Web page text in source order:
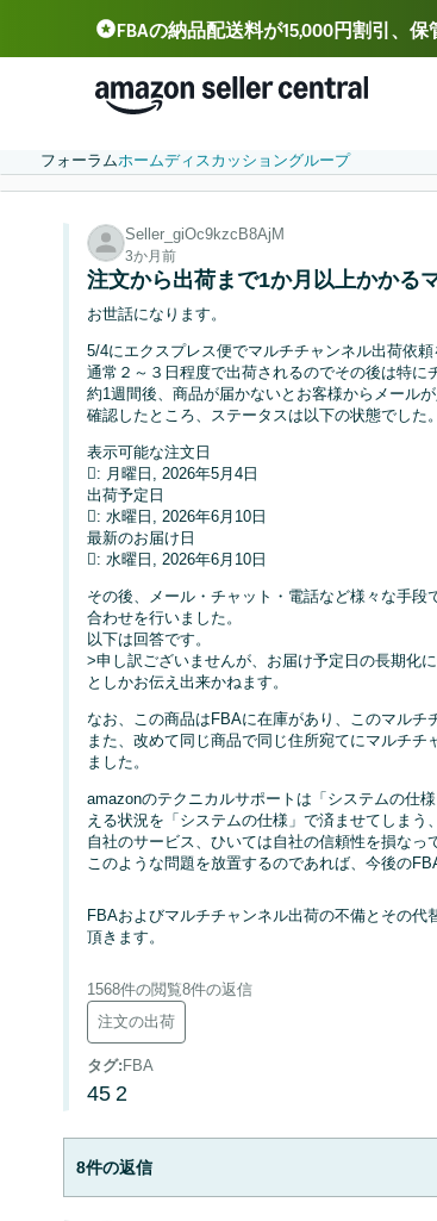
FBAの納品配送料が15,000円割引、保
中文 - CN Deutsch - DE
フォーラムホームディスカッショングループ
Seller_giOc9kzcB8AjM
3か月前
注文から出荷まで1か月以上かかる
お世話になります。
5/4にエクスプレス便でマルチチャンネル出荷依頼
通常２～３日程度で出荷されるのでその後は特に
約1週間後、商品が届かないとお客様からメールが
確認したところ、ステータスは以下の状態でした。
表示可能な注文日
: 月曜日, 2026年5月4日
出荷予定日
: 水曜日, 2026年6月10日
最新のお届け日
: 水曜日, 2026年6月10日
その後、メール・チャット・電話など様々な手
合わせを行いました。
以下は回答です。
>申し訳ございませんが、お届け予定日の長期化
としかお伝え出来かねます。
なお、この商品はFBAに在庫があり、このマルチ
また、改めて同じ商品で同じ住所宛てにマルチ
ました。
amazonのテクニカルサポートは「システムの仕
える状況を「システムの仕様」で済ませてしまう
自社のサービス、ひいては自社の信頼性を損なっ
このような問題を放置するのであれば、今後の
FBAおよびマルチチャンネル出荷の不備とその
頂きます。
1568件の閲覧8件の返信
注文の出荷
タグ: FBA
45 2
8件の返信